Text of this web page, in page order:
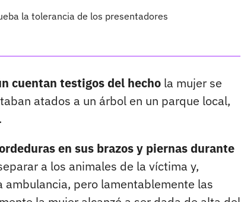
la tolerancia de los presentadores
cuentan testigos del hecho la mujer se
atados a un árbol en un parque local,
en sus brazos y piernas durante
a los animales de la víctima y,
pero lamentablemente las